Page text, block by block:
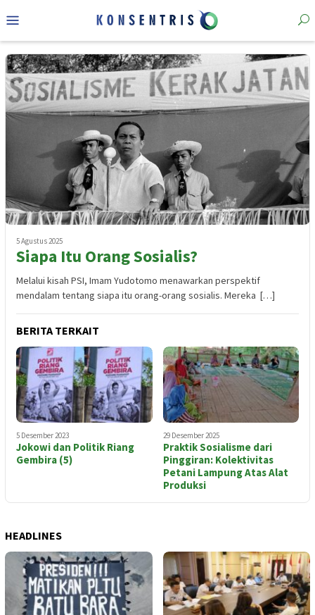
ke
Mobile
5 Agustus 2025
Siapa Itu Orang Sosialis?
Melalui kisah PSI, Imam Yudotomo menawarkan perspektif
mendalam tentang siapa itu orang-orang sosialis. Mereka […]
BERITA TERKAIT
5 Desember 2023
Jokowi dan Politik Riang
Gembira (5)
29 Desember 2025
Praktik Sosialisme dari
Pinggiran: Kolektivitas
Petani Lampung Atas Alat
Produksi
HEADLINES